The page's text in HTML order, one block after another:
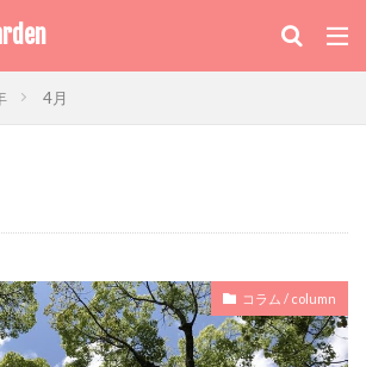
4月
コラム / column